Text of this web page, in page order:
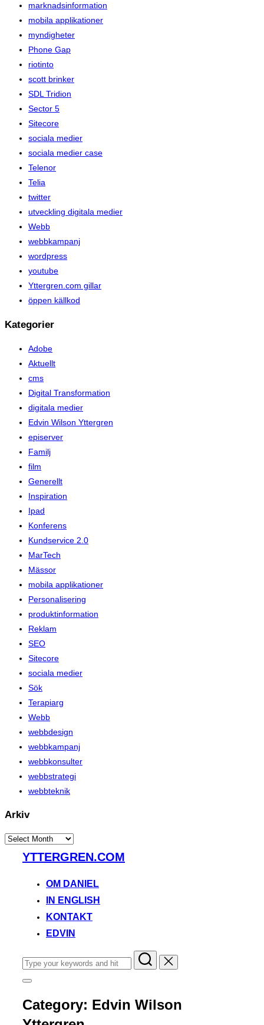
marknadsinformation
mobila applikationer
myndigheter
Phone Gap
riotinto
scott brinker
SDL Tridion
Sector 5
Sitecore
sociala medier
sociala medier case
Telenor
Telia
twitter
utveckling digitala medier
Webb
webbkampanj
wordpress
youtube
Yttergren.com gillar
öppen källkod
Kategorier
Adobe
Aktuellt
cms
Digital Transformation
digitala medier
Edvin Wilson Yttergren
episerver
Familj
film
Generellt
Inspiration
Ipad
Konferens
Kundservice 2.0
MarTech
Mässor
mobila applikationer
Personalisering
produktinformation
Reklam
SEO
Sitecore
sociala medier
Sök
Terapiarg
Webb
webbdesign
webbkampanj
webbkonsulter
webbstrategi
webbteknik
Arkiv
Arkiv
YTTERGREN.COM
OM DANIEL
IN ENGLISH
KONTAKT
EDVIN
Search
for:
Toggle
&
navigation
Category: Edvin Wilson